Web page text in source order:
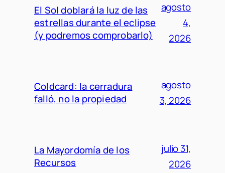
El Sol doblará la luz de las
estrellas durante el eclipse
(y podremos comprobarlo)
agosto
4,
2026
Coldcard: la cerradura
falló, no la propiedad
agosto
3, 2026
La Mayordomía de los
Recursos
julio 31,
2026